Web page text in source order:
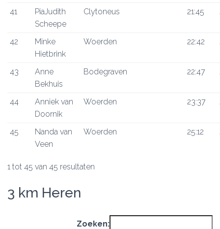
41
PiaJudith
Scheepe
Clytoneus 21:45
42
Minke
Hietbrink
Woerden 22:42
43
Anne
Bekhuis
Bodegraven 22:47
44
Anniek van
Doornik
Woerden 23:37
45
Nanda van
Veen
Woerden 25:12
1 tot 45 van 45 resultaten
3 km Heren
Zoeken: